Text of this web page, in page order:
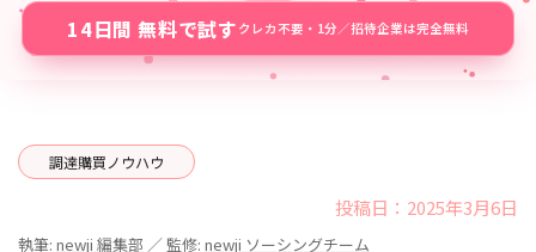
14日間 無料で試す クレカ不要・1分／招待企業は完全無料
調達購買ノウハウ
投稿日：2025年3月6日
執筆: newji 編集部 ／ 監修: newji ソーシングチーム